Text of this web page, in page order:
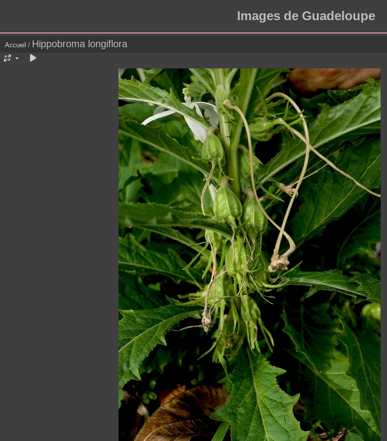
Images de Guadeloupe
Accueil / Hippobroma longiflora